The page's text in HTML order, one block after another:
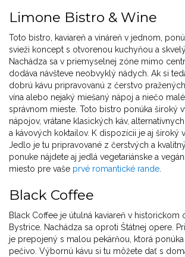
Limone Bistro & Wine
Toto bistro, kaviareň a vináreň v jednom,
svieži koncept s otvorenou kuchyňou a
Nachádza sa v priemyselnej zóne mimo
dodáva návšteve neobvyklý nádych. Ak si
dobrú kávu pripravovanú z čerstvo
vína alebo nejaký miešaný nápoj a niečo
správnom mieste. Toto bistro ponúka široký
nápojov, vrátane klasických káv,
a kávových koktailov. K dispozícii je aj široký
Jedlo je tu pripravované z čerstvých a
ponuke nájdete aj jedlá vegetariánske a
miesto pre vaše prvé romantické rande.
Black Coffee
Black Coffee je útulná kaviareň v historickom
Bystrice. Nachádza sa oproti Štátnej opere.
je prepojený s malou pekárňou, ktorá
pečivo. Výbornú kávu si tu môžete dať s